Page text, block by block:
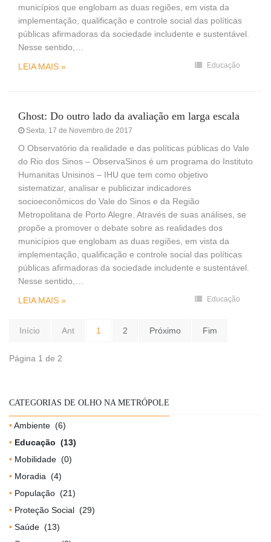
municípios que englobam as duas regiões, em vista da
implementação, qualificação e controle social das políticas
públicas afirmadoras da sociedade includente e sustentável.
Nesse sentido,…
LEIA MAIS »
Educação
Ghost: Do outro lado da avaliação em larga escala
Sexta, 17 de Novembro de 2017
O Observatório da realidade e das políticas públicas do Vale
do Rio dos Sinos – ObservaSinos é um programa do Instituto
Humanitas Unisinos – IHU que tem como objetivo
sistematizar, analisar e publicizar indicadores
socioeconômicos do Vale do Sinos e da Região
Metropolitana de Porto Alegre. Através de suas análises, se
propõe a promover o debate sobre as realidades dos
municípios que englobam as duas regiões, em vista da
implementação, qualificação e controle social das políticas
públicas afirmadoras da sociedade includente e sustentável.
Nesse sentido,…
LEIA MAIS »
Educação
Início Ant 1 2 Próximo Fim
Página 1 de 2
CATEGORIAS DE OLHO NA METRÓPOLE
Ambiente (6)
Educação (13)
Mobilidade (0)
Moradia (4)
População (21)
Proteção Social (29)
Saúde (13)